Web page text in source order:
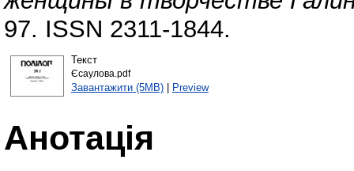
97. ISSN 2311-1844.
Текст
Єсаулова.pdf
Завантажити (5MB)| Preview
Анотація